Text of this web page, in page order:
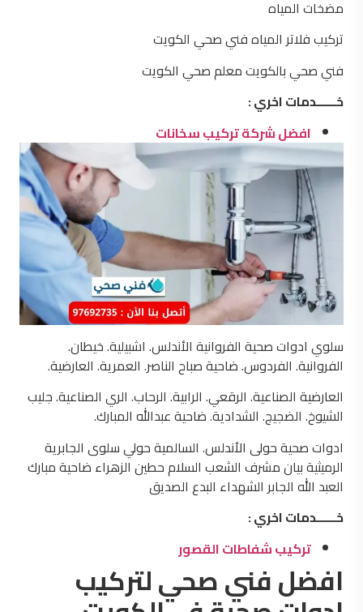
مضخات المياه
تركيب فلاتر المياه فني صحي الكويت
فني صحي بالكويت معلم صحي الكويت
خــــــدمات اخري :
افضل شركة تركيب سخانات
سلوي ادوات صحية الفروانية الأندلس. اشبيلية. خيطان.
الفروانية. الفردوس. ضاحية صباح الناصر. العمرية. العارضية.
العارضية الصناعية. الرقعي. الرابية. الرحاب. الري الصناعية. جليب
الشيوخ. الضجيج. الشدادية. ضاحية عبدالله المبارك.
ادوات صحية حولى الأندلس. السالمية حولي سلوى الجابرية
الرميثية بيان مشرف الشعب السلام حطين الزهراء ضاحية مبارك
العبد الله الجابر الشهداء البدع الصديق
خــــــدمات اخري :
تركيب شفاطات القصور
افضل فني صحي لتركيب